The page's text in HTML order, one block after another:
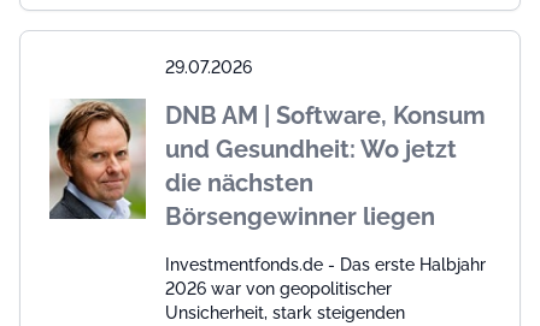
29.07.2026
DNB AM | Software, Konsum
und Gesundheit: Wo jetzt
die nächsten
Börsengewinner liegen
Investmentfonds.de - Das erste Halbjahr
2026 war von geopolitischer
Unsicherheit, stark steigenden